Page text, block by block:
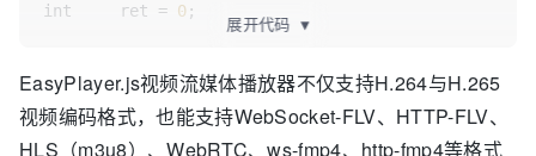
int     ret = 0 ;
if
(renderFormat == RENDER_FORMAT_YUY2)
展开代码 ▼
EasyPlayer.js视频流媒体播放器不仅支持H.264与H.265
视频编码格式，也能支持WebSocket-FLV、HTTP-FLV、
HLS（m3u8）、WebRTC、ws-fmp4、http-fmp4等格式